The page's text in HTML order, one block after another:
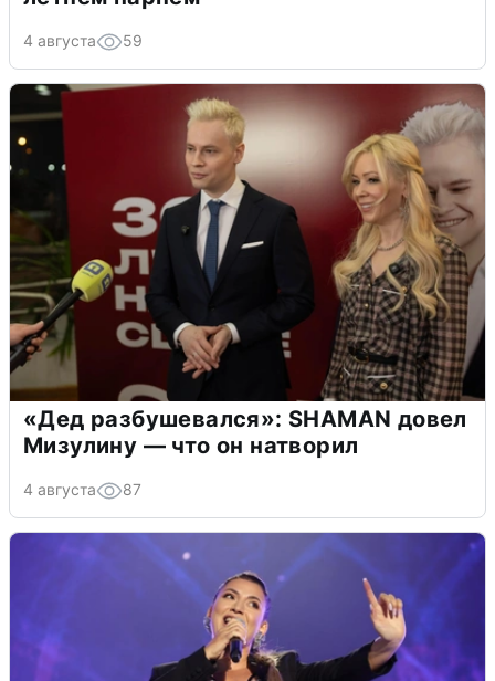
4 августа 59
«Дед разбушевался»: SHAMAN довел
Мизулину — что он натворил
4 августа 87